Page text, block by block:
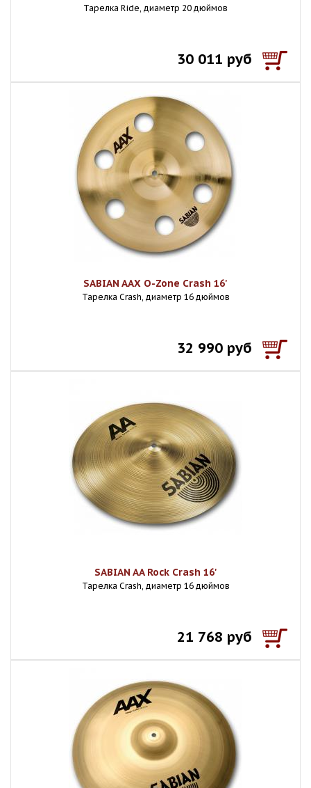
Тарелка Ride, диаметр 20 дюймов
30 011 руб
SABIAN AAX O-Zone Crash 16'
Тарелка Crash, диаметр 16 дюймов
32 990 руб
SABIAN AA Rock Crash 16'
Тарелка Crash, диаметр 16 дюймов
21 768 руб